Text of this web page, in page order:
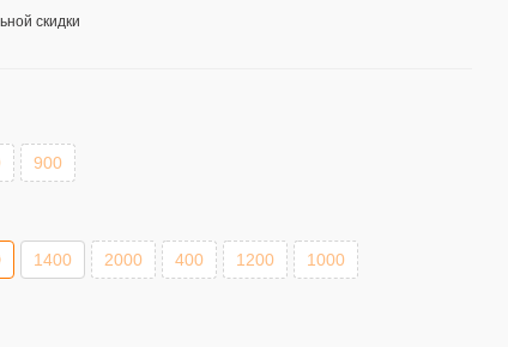
скидки
900
1400 2000 400 1200 1000